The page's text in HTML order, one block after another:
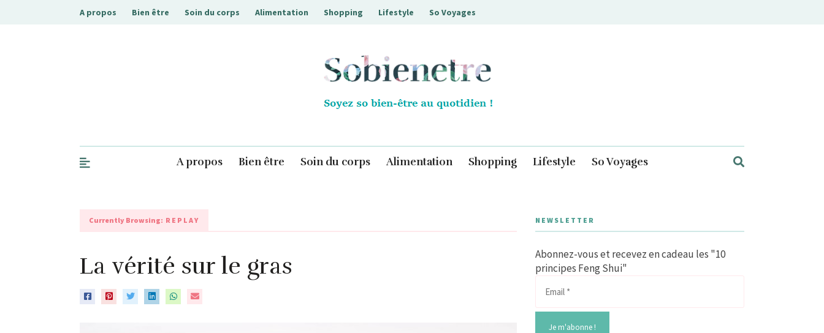
A propos Bien être Soin du corps Alimentation Shopping Lifestyle So Voyages
A propos Bien être Soin du corps Alimentation Shopping Lifestyle So Voyages
Currently Browsing: REPLAY
La vérité sur le gras
NEWSLETTER
Abonnez-vous et recevez en cadeau les "10
principes Feng Shui"